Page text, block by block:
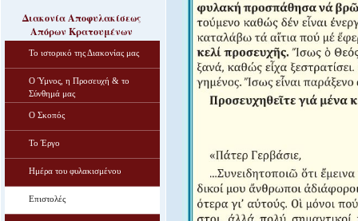
Διακονία Αποφυλακίσεως
Απόρων Κρατουμένων
Το ιστορικό της Διακονίας μας
Ο Ύμνος, η Προσευχή & το
Σύνθημά μας
Ο Σκοπός
Το Έργο
Ημέρα του φυλακισμένου
Επιστολές